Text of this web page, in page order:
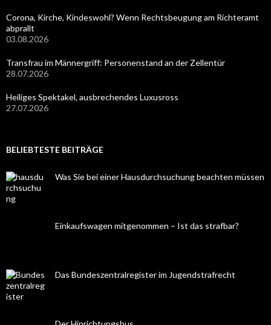
Corona, Kirche, Kindeswohl? Wenn Rechtsbeugung am Richteramt
abprallt
03.08.2026
Transfrau im Männergriff: Personenstand an der Zellentür
28.07.2026
Heiliges Spektakel, ausbrechendes Luxusross
27.07.2026
BELIEBTESTE BEITRÄGE
Was Sie bei einer Hausdurchsuchung beachten müssen
Einkaufswagen mitgenommen – Ist das strafbar?
Das Bundeszentralregister im Jugendstrafrecht